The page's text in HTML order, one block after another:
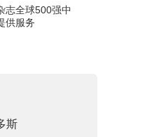
志全球500强中
供服务
斯